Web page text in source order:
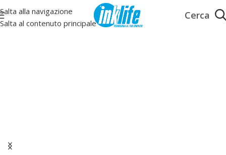
Salta alla navigazione
Salta al contenuto principale